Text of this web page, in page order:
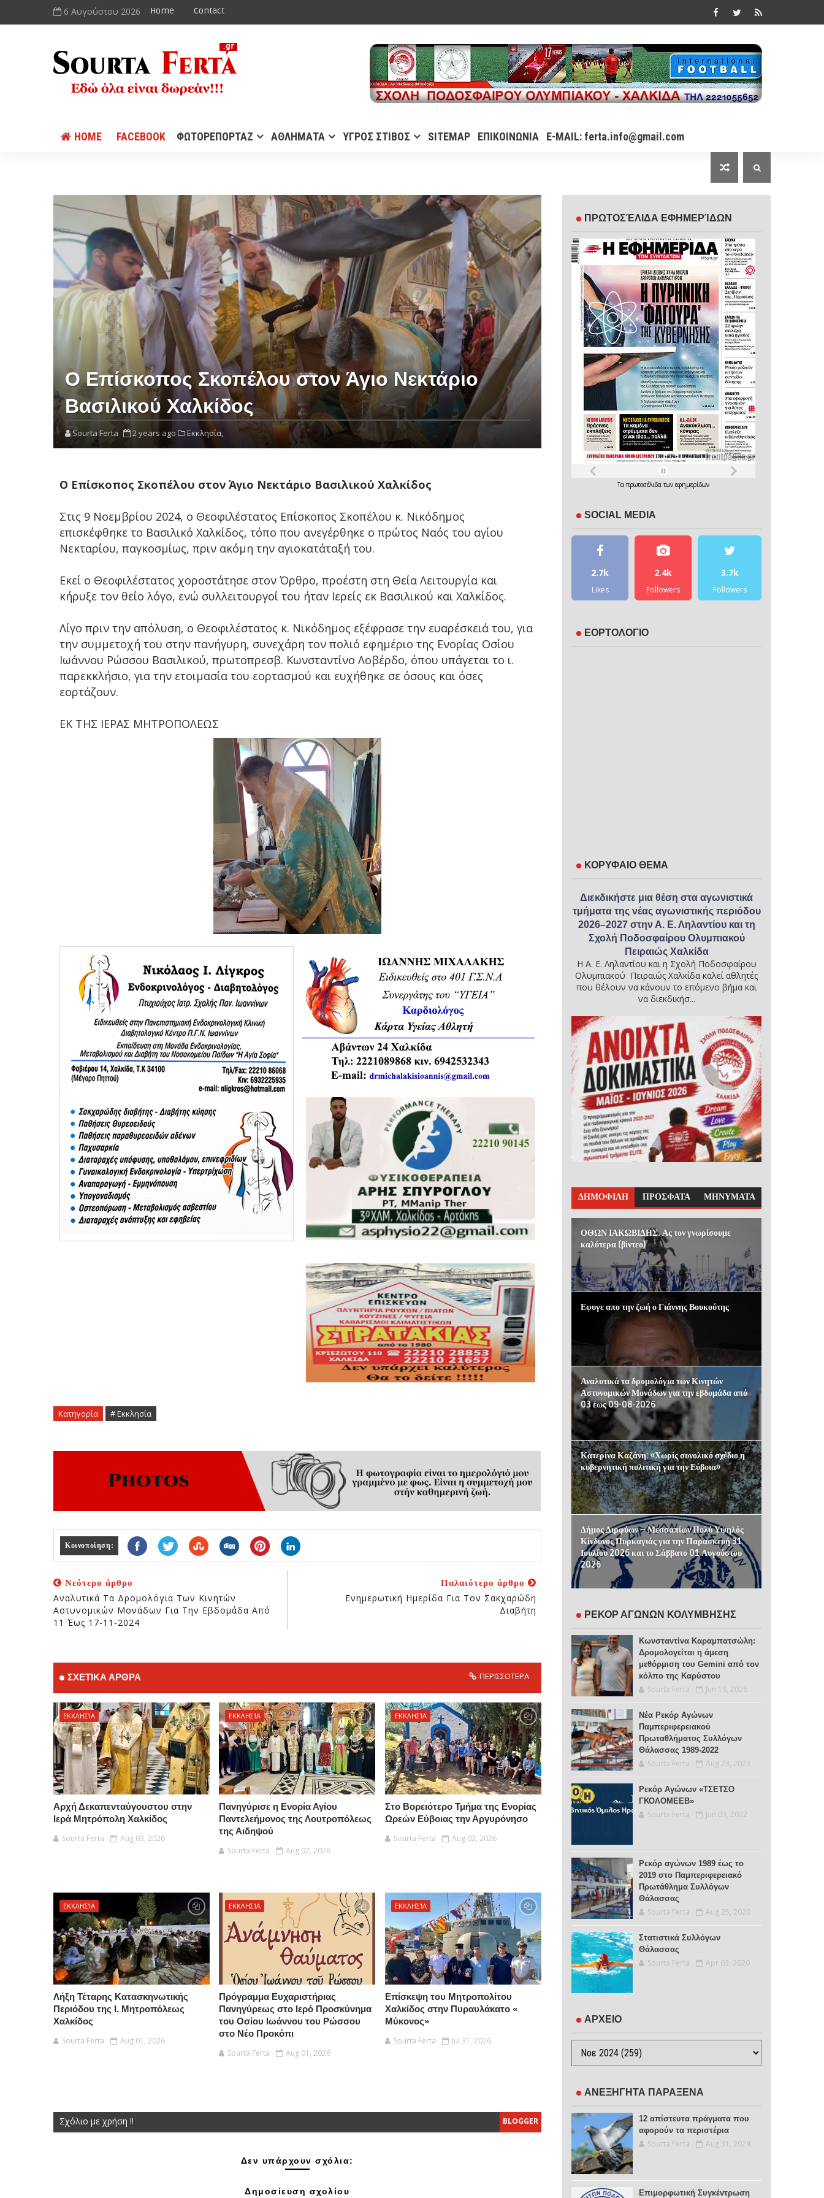
6 Αυγούστου 2026 Home Contact
HOME FACEBOOK ΦΩΤΟΡΕΠΟΡΤΑΖ ΑΘΛΗΜΑΤΑ ΥΓΡΟΣ ΣΤΙΒΟΣ SITEMAP ΕΠΙΚΟΙΝΩΝΙΑ E-MAIL: ferta.info@gmail.com
Ο Επίσκοπος Σκοπέλου στον Άγιο Νεκτάριο
Βασιλικού Χαλκίδος
Sourta Ferta 2 years ago Εκκλησία,
Ο Επίσκοπος Σκοπέλου στον Άγιο Νεκτάριο Βασιλικού Χαλκίδος
Στις 9 Νοεμβρίου 2024, ο Θεοφιλέστατος Επίσκοπος Σκοπέλου κ. Νικόδημος
επισκέφθηκε το Βασιλικό Χαλκίδος, τόπο που ανεγέρθηκε ο πρώτος Ναός του αγίου
Νεκταρίου, παγκοσμίως, πριν ακόμη την αγιοκατάταξή του.
Εκεί ο Θεοφιλέστατος χοροστάτησε στον Όρθρο, προέστη στη Θεία Λειτουργία και
κήρυξε τον θείο λόγο, ενώ συλλειτουργοί του ήταν Ιερείς εκ Βασιλικού και Χαλκίδος.
Λίγο πριν την απόλυση, ο Θεοφιλέστατος κ. Νικόδημος εξέφρασε την ευαρέσκειά του, για
την συμμετοχή του στην πανήγυρη, συνεχάρη τον πολιό εφημέριο της Ενορίας Οσίου
Ιωάννου Ρώσσου Βασιλικού, πρωτοπρεσβ. Κωνσταντίνο Λοβέρδο, όπου υπάγεται το ι.
παρεκκλήσιο, για την ετοιμασία του εορτασμού και ευχήθηκε σε όσους και όσες
εορτάζουν.
ΕΚ ΤΗΣ ΙΕΡΑΣ ΜΗΤΡΟΠΟΛΕΩΣ
Κατηγορία # Εκκλησία
Κοινοποίηση:
Νεότερο άρθρο
Αναλυτικά Τα Δρομολόγια Των Κινητών
Αστυνομικών Μονάδων Για Την Εβδομάδα Από
11 Έως 17-11-2024
Παλαιότερο άρθρο
Ενημερωτική Ημερίδα Για Τον Σακχαρώδη
Διαβήτη
ΣΧΕΤΙΚΑ ΑΡΘΡΑ ΠΕΡΙΣΣΟΤΕΡΑ
ΕΚΚΛΗΣΊΑ
Αρχή Δεκαπενταύγουστου στην
Ιερά Μητρόπολη Χαλκίδος
Sourta Ferta
Aug 03, 2026
ΕΚΚΛΗΣΊΑ
Πανηγύρισε η Ενορία Αγίου
Παντελεήμονος της Λουτροπόλεως
της Αιδηψού
Sourta Ferta
Aug 02, 2026
ΕΚΚΛΗΣΊΑ
Στο Βορειότερο Τμήμα της Ενορίας
Ωρεών Εύβοιας την Αργυρόνησο
Sourta Ferta
Aug 02, 2026
ΕΚΚΛΗΣΊΑ
Λήξη Τέταρης Κατασκηνωτικής
Περιόδου της Ι. Μητροπόλεως
Χαλκίδος
Sourta Ferta
Aug 01, 2026
ΕΚΚΛΗΣΊΑ
Πρόγραμμα Ευχαριστήριας
Πανηγύρεως στο Ιερό Προσκύνημα
του Οσίου Ιωάννου του Ρώσσου
στο Νέο Προκόπι
Sourta Ferta
Aug 01, 2026
ΕΚΚΛΗΣΊΑ
Επίσκεψη του Μητροπολίτου
Χαλκίδος στην Πυραυλάκατο «
Μύκονος»
Sourta Ferta
Jul 31, 2026
BLOGGER
Σχόλιο με χρήση !!
Δεν υπάρχουν σχόλια:
Δημοσίευση σχολίου
ΠΡΩΤΟΣΈΛΙΔΑ ΕΦΗΜΕΡΊΔΩΝ
Τα πρωτοσέλιδατων εφημερίδων
SOCIAL MEDIA
2.7k
Likes
2.4k
Followers
3.7k
Followers
ΕΟΡΤΟΛΟΓΙΟ
ΚΟΡΥΦΑΙΟ ΘΕΜΑ
Διεκδικήστε μια θέση στα αγωνιστικά
τμήματα της νέας αγωνιστικής περιόδου
2026–2027 στην Α. Ε. Ληλαντίου και τη
Σχολή Ποδοσφαίρου Ολυμπιακού
Πειραιώς Χαλκίδα
Η Α. Ε. Ληλαντίου και η Σχολή Ποδοσφαίρου
Ολυμπιακού Πειραιώς Χαλκίδα καλεί αθλητές
που θέλουν να κάνουν το επόμενο βήμα και
να διεκδικήσ...
ΔΗΜΟΦΙΛΗ ΠΡΟΣΦΑΤΑ ΜΗΝΥΜΑΤΑ
ΟΘΩΝ ΙΑΚΩΒΙΔΗΣ. Ας τον γνωρίσουμε
καλύτερα (βίντεο)
Εφυγε απο την ζωή ο Γιάννης Βουκούτης
Αναλυτικά τα δρομολόγια των Κινητών
Αστυνομικών Μονάδων για την εβδομάδα από
03 έως 09-08-2026
Κατερίνα Καζάνη: «Χωρίς συνολικό σχέδιο η
κυβερνητική πολιτική για την Εύβοια»
Δήμος Διρφύων – Μεσσαπίων Πολύ Υψηλός
Κίνδυνος Πυρκαγιάς για την Παρασκευή 31
Ιουλίου 2026 και το Σάββατο 01 Αυγούστου
2026
ΡΕΚΟΡ ΑΓΩΝΩΝ ΚΟΛΥΜΒΗΣΗΣ
Κωνσταντίνα Καραμπατσώλη:
Δρομολογείται η άμεση
μεθόρμιση του Gemini από τον
κόλπο της Καρύστου
Sourta Ferta Jun 19, 2026
Νέα Ρεκόρ Αγώνων
Παμπεριφερειακού
Πρωταθλήματος Συλλόγων
Θάλασσας 1989-2022
Sourta Ferta Aug 23, 2023
Ρεκόρ Αγώνων «ΤΣΕΤΣΟ
ΓΚΟΛΟΜΕΕΒ»
Sourta Ferta Jun 03, 2022
Ρεκόρ αγώνων 1989 έως το
2019 στο Παμπεριφερειακό
Πρωτάθλημα Συλλόγων
Θάλασσας
Sourta Ferta Aug 25, 2020
Στατιστικά Συλλόγων
Θάλασσας
Sourta Ferta Apr 03, 2020
ΑΡΧΕΙΟ
ΑΝΕΞΗΓΗΤΑ ΠΑΡΑΞΕΝΑ
12 απίστευτα πράγματα που
αφορούν τα περιστέρια
Sourta Ferta Aug 31, 2024
Επιμορφωτική Συγκέντρωση